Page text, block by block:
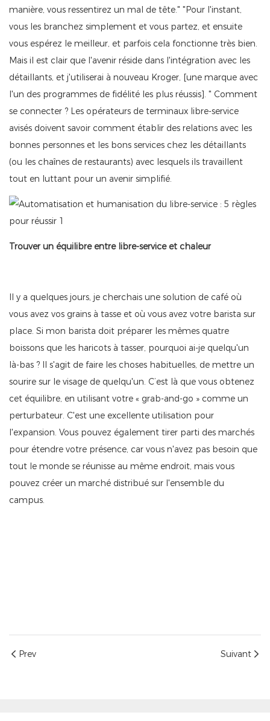
manière, vous ressentirez un mal de tête." "Pour l'instant,
vous les branchez simplement et vous partez, et ensuite
vous espérez le meilleur, et parfois cela fonctionne très bien.
Mais il est clair que l'avenir réside dans l'intégration avec les
détaillants, et j'utiliserai à nouveau Kroger, [une marque avec
l'un des programmes de fidélité les plus réussis]. " Comment
se connecter ? Les opérateurs de terminaux libre-service
avisés doivent savoir comment établir des relations avec les
bonnes personnes et les bons services chez les détaillants
(ou les chaînes de restaurants) avec lesquels ils travaillent
tout en luttant pour un avenir simplifié.
Trouver un équilibre entre libre-service et chaleur
Il y a quelques jours, je cherchais une solution de café où
vous avez vos grains à tasse et où vous avez votre barista sur
place. Si mon barista doit préparer les mêmes quatre
boissons que les haricots à tasser, pourquoi ai-je quelqu'un
là-bas ? Il s'agit de faire les choses habituelles, de mettre un
sourire sur le visage de quelqu'un. C’est là que vous obtenez
cet équilibre, en utilisant votre « grab-and-go » comme un
perturbateur. C'est une excellente utilisation pour
l'expansion. Vous pouvez également tirer parti des marchés
pour étendre votre présence, car vous n'avez pas besoin que
tout le monde se réunisse au même endroit, mais vous
pouvez créer un marché distribué sur l'ensemble du
campus.
Prev Suivant